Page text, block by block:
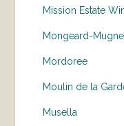
Mission Estate
Mongeard-
Mordoree
Moulin de la
Musella